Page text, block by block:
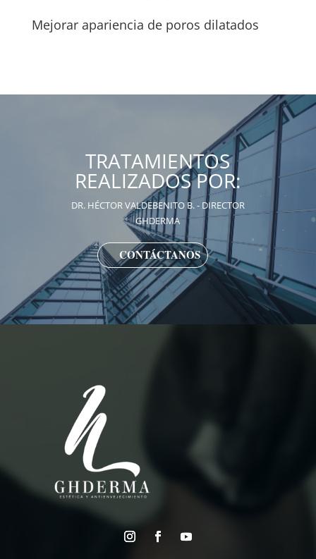
Mejorar apariencia de poros dilatados
TRATAMIENTOS
REALIZADOS POR:
DR. HÉCTOR VALDEBENITO B. - DIRECTOR
GHDERMA
CONTÁCTANOS